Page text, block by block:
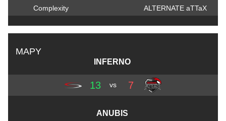
Complexity ALTERNATE aTTaX
MAPY
INFERNO
13 vs 7
ANUBIS